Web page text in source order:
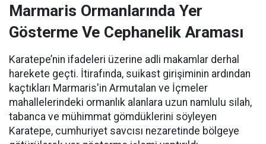
Marmaris Ormanlarında Yer
Gösterme Ve Cephanelik Araması
Karatepe’nin ifadeleri üzerine adli makamlar derhal
harekete geçti. İtirafında, suikast girişiminin ardından
kaçtıkları Marmaris'in Armutalan ve İçmeler
mahallelerindeki ormanlık alanlara uzun namlulu silah,
tabanca ve mühimmat gömdüklerini söyleyen
Karatepe, cumhuriyet savcısı nezaretinde bölgeye